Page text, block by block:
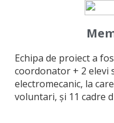
Echipa de proiect a
coordonator + 2 elevi
electromecanic, la
voluntari, și 11 cadre